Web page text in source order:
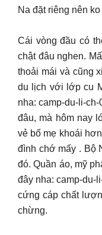
Na đặt riêng nên
Cái vòng đầu có
chật đâu nghen.
thoải mái và cũng
du lịch với lớp cu
nha: camp-du-li-
đâu, mà hôm nay
vẻ bố mẹ khoái
đình chớ mấy . Bộ
đó. Quần áo, mỹ
đây nha: camp-du-
cứng cáp chất
chừng.